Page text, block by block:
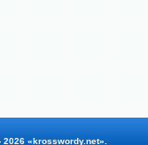
2026 «krosswordy.net».